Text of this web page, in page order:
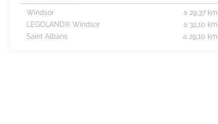
Windsor
a 29,37 km
LEGOLAND® Windsor
a 32,10 km
Saint Albans
a 29,10 km